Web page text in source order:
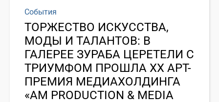
События
ТОРЖЕСТВО ИСКУССТВА,
МОДЫ И ТАЛАНТОВ: В
ГАЛЕРЕЕ ЗУРАБА ЦЕРЕТЕЛИ С
ТРИУМФОМ ПРОШЛА ХХ АРТ-
ПРЕМИЯ МЕДИАХОЛДИНГА
«АМ PRODUCTION & MEDIA